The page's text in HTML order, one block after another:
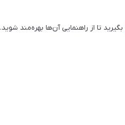
بگیرید تا از راهنمایی آن‌ها بهره‌مند شوید.